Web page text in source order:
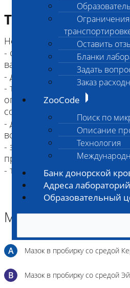
Оставить
Бланки
Задать
Заказ
ZooCode
Поиск по
Описание
Технология
Банк донорской
Адреса лабораторий
Образовательный
Требование к
Не принимаются к
- собаки и кошки, старше 4-
вакцинированные от
- дикие животные (в т.ч.
- трупы замороженные
ограничением, указанные
согласии
- для повторного вскрытия
вскрытия в другой
- эксгумированные трупы
прошло более суток)
Материал
A Мазок в пробирку со средой
B Мазок в пробирку со средой